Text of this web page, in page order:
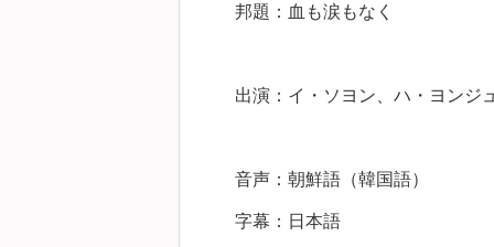
邦題：血も涙もなく
出演：イ・ソヨン、ハ・ヨンジ
音声：朝鮮語（韓国語）
字幕：日本語